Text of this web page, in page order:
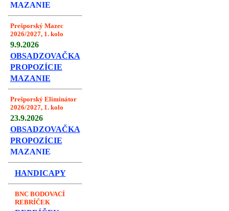
MAZANIE
Prešporský Mazec
2026/2027, 1. kolo
9.9.2026
OBSADZOVAČKA
PROPOZÍCIE
MAZANIE
Prešporský Eliminátor
2026/2027, 1. kolo
23.9.2026
OBSADZOVAČKA
PROPOZÍCIE
MAZANIE
HANDICAPY
BNC BODOVACÍ
REBRÍČEK